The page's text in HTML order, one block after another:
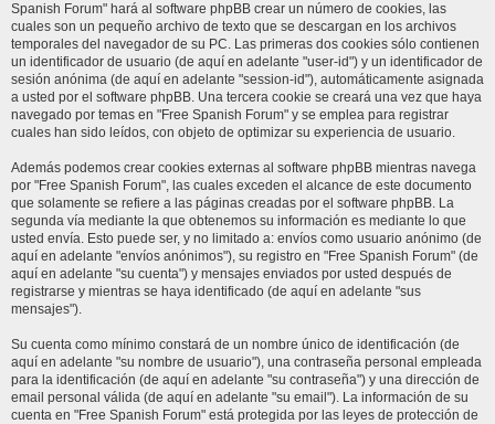
Spanish Forum" hará al software phpBB crear un número de cookies, las
cuales son un pequeño archivo de texto que se descargan en los archivos
temporales del navegador de su PC. Las primeras dos cookies sólo contienen
un identificador de usuario (de aquí en adelante "user-id") y un identificador de
sesión anónima (de aquí en adelante "session-id"), automáticamente asignada
a usted por el software phpBB. Una tercera cookie se creará una vez que haya
navegado por temas en "Free Spanish Forum" y se emplea para registrar
cuales han sido leídos, con objeto de optimizar su experiencia de usuario.
Además podemos crear cookies externas al software phpBB mientras navega
por "Free Spanish Forum", las cuales exceden el alcance de este documento
que solamente se refiere a las páginas creadas por el software phpBB. La
segunda vía mediante la que obtenemos su información es mediante lo que
usted envía. Esto puede ser, y no limitado a: envíos como usuario anónimo (de
aquí en adelante "envíos anónimos"), su registro en "Free Spanish Forum" (de
aquí en adelante "su cuenta") y mensajes enviados por usted después de
registrarse y mientras se haya identificado (de aquí en adelante "sus
mensajes").
Su cuenta como mínimo constará de un nombre único de identificación (de
aquí en adelante "su nombre de usuario"), una contraseña personal empleada
para la identificación (de aquí en adelante "su contraseña") y una dirección de
email personal válida (de aquí en adelante "su email"). La información de su
cuenta en "Free Spanish Forum" está protegida por las leyes de protección de